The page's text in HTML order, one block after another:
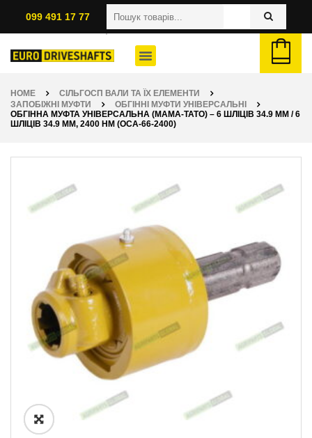
099 491 17 77
HOME
СІЛЬГОСП ВАЛИ ТА ЇХ ЕЛЕМЕНТИ
ЗАПОБІЖНІ МУФТИ
ОБГІННІ МУФТИ УНІВЕРСАЛЬНІ
ОБГІННА МУФТА УНІВЕРСАЛЬНА (МАМА-ТАТО) – 6 ШЛІЦІВ 34.9 ММ / 6
ШЛІЦІВ 34.9 ММ, 2400 НМ (OCA-66-2400)